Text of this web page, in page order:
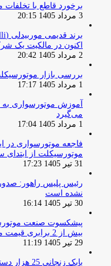
برخورد قاطع با تخلفات
3 مرداد 1405 20:15
اکنون در مالکیت یک
2 مرداد 1405 20:42
بررسی بازار
1 مرداد 1405 17:17
آموزش موتورسواری به
می‌گیرد
1 مرداد 1405 17:04
موتورسیکلت از ابتدای سال 1405 تا کنون در
31 تیر 1405 17:23
رئیس پلیس راهور: صدور
نشده است
30 تیر 1405 16:14
پیشکسوت صنعت
بیش از 2 برابری قیمت موتورسیکلت در مقایسه با سال 1404
29 تیر 1405 11:19
بابک